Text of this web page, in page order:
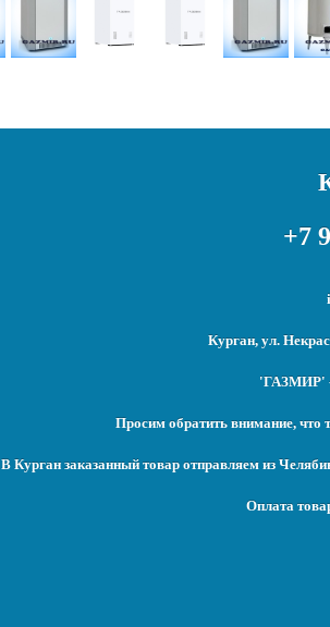
+7
Курган, ул.
'ГАЗМИР' -
Просим обратить внимание, что
В Курган заказанный товар отправляем из
Оплата